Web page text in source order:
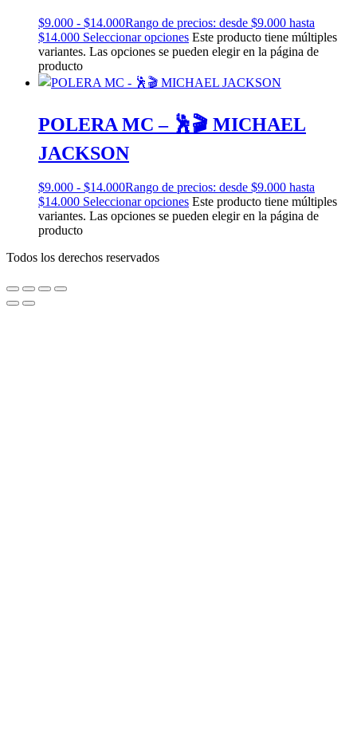
$9.000 - $14.000Rango de precios: desde $9.000 hasta
$14.000 Seleccionar opciones Este producto tiene múltiples
variantes. Las opciones se pueden elegir en la página de
producto
POLERA MC – 🕺🎬 MICHAEL
JACKSON
$9.000 - $14.000Rango de precios: desde $9.000 hasta
$14.000 Seleccionar opciones Este producto tiene múltiples
variantes. Las opciones se pueden elegir en la página de
producto
Todos los derechos reservados